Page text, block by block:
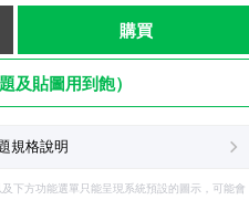
購買
及貼圖用到飽）
規格說明
下方功能選單只能呈現系統預設的圖示，可能會